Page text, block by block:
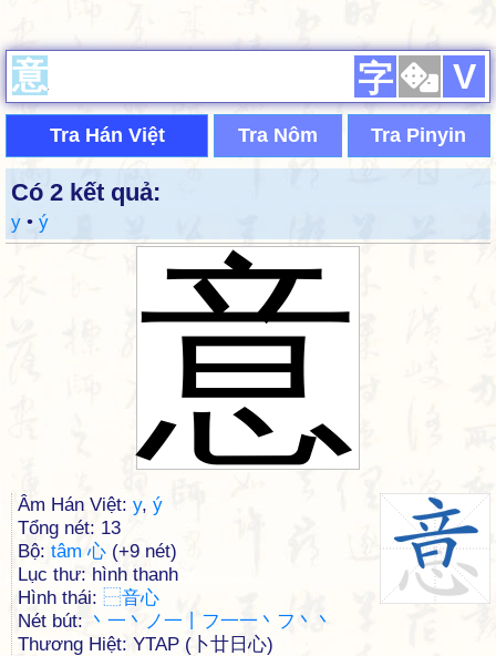
字 V
Tra Hán Việt Tra Nôm Tra Pinyin
Có 2 kết quả:
y • ý
意
Âm Hán Việt: y, ý
Tổng nét: 13
Bộ: tâm 心 (+9 nét)
Lục thư: hình thanh
Hình thái: ⿱音心
Nét bút: 丶一丶ノ一丨フ一一丶フ丶丶
Thương Hiệt: YTAP (卜廿日心)